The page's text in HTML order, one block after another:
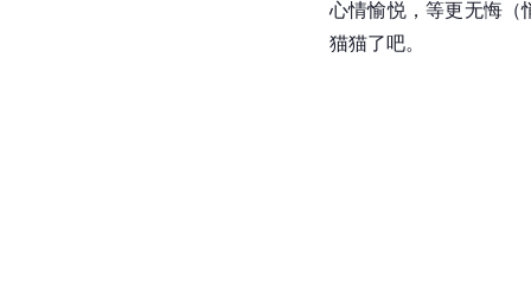
心情愉悦，等更无悔（
猫猫了吧。